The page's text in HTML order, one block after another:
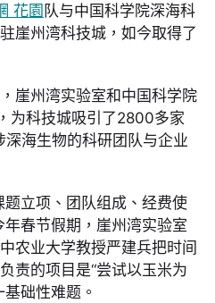
花園 队与中国科学院深海科
崖州湾科技城，如今取得了
崖州湾实验室和中国科学院
为科技城吸引了2800多家
海生物的科研团队与企业
立项、团队组成、经费使
年春节假期，崖州湾实验室
农业大学教授严建兵把时间
责的项目是“尝试以玉米为
础性难题。